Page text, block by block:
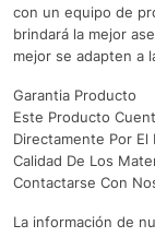
con un equipo de
brindará la mejor
mejor se adapten a
Garantia Producto
Este Producto
Directamente Por
Calidad De Los
Contactarse Con
La información de